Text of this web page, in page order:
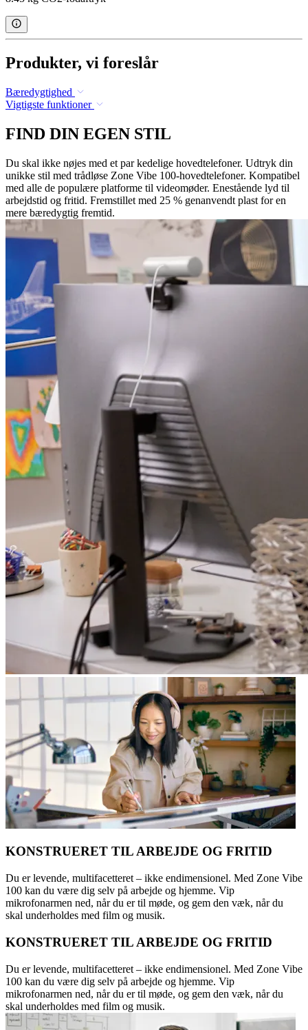
Produkter, vi foreslår
Bæredygtighed
Vigtigste funktioner
FIND DIN EGEN STIL
Du skal ikke nøjes med et par kedelige hovedtelefoner. Udtryk din
unikke stil med trådløse Zone Vibe 100-hovedtelefoner. Kompatibel
med alle de populære platforme til videomøder. Enestående lyd til
arbejdstid og fritid. Fremstillet med 25 % genanvendt plast for en
mere bæredygtig fremtid.
KONSTRUERET TIL ARBEJDE OG FRITID
Du er levende, multifacetteret – ikke endimensionel. Med Zone Vibe
100 kan du være dig selv på arbejde og hjemme. Vip
mikrofonarmen ned, når du er til møde, og gem den væk, når du
skal underholdes med film og musik.
KONSTRUERET TIL ARBEJDE OG FRITID
Du er levende, multifacetteret – ikke endimensionel. Med Zone Vibe
100 kan du være dig selv på arbejde og hjemme. Vip
mikrofonarmen ned, når du er til møde, og gem den væk, når du
skal underholdes med film og musik.